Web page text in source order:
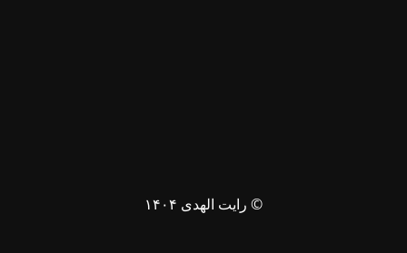
© رایت الهدی ۱۴۰۴